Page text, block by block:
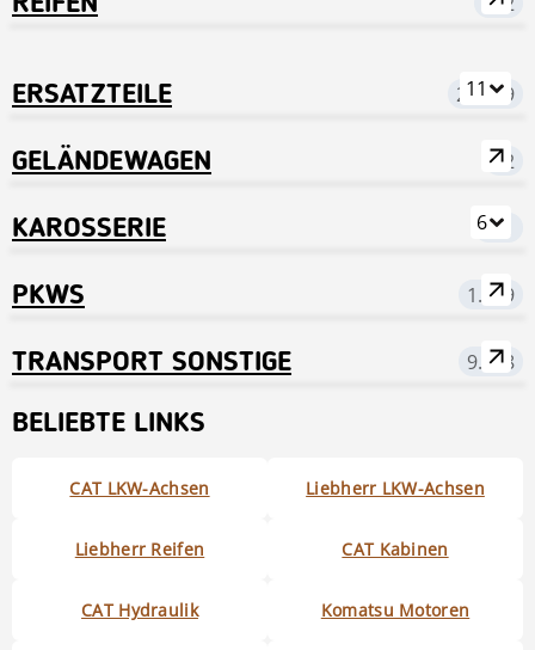
ERSATZTEILE 25.039
11
GELÄNDEWAGEN 72
KAROSSERIE 781
6
PKWS 1.669
TRANSPORT SONSTIGE 9.318
BELIEBTE LINKS
CAT LKW-Achsen Liebherr LKW-Achsen
Liebherr Reifen CAT Kabinen
CAT Hydraulik Komatsu Motoren